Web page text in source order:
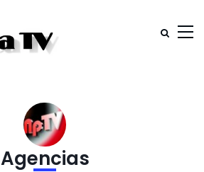
Agencias